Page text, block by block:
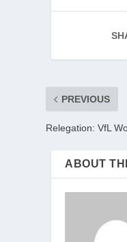
PREVIOUS
Relegation: VfL
ABOUT